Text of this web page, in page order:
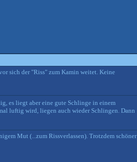
sich der "Riss" zum Kamin weitet. Keine
es liegt aber eine gute Schlinge in einem
luftig wird, liegen auch wieder Schlingen. Dann
Mut (...zum Rissverlassen). Trotzdem schöner